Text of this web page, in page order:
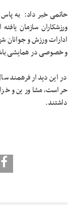
حاتمی خبر داد: به
ورزشکاران سازمان
ادارات ورزش و جوانان
و خصوصی در همایشی
در این دیدار فرهمند
حراست، مشاورین و
داشتند.